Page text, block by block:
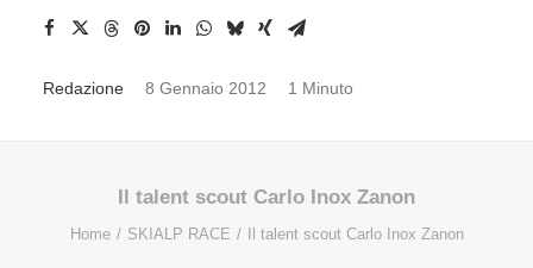
Redazione 8 Gennaio 2012 1 Minuto
Il talent scout Carlo Inox Zanon
Home SKIALP RACE Il talent scout Carlo Inox Zanon